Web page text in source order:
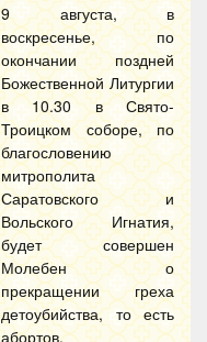
9 августа, в
воскресенье, по
окончании поздней
Божественной Литургии
в 10.30 в Свято-
Троицком соборе, по
благословению
митрополита
Саратовского и
Вольского Игнатия,
будет совершен
Молебен о
прекращении греха
детоубийства, то есть
абортов.